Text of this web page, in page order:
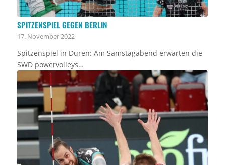
SPITZENSPIEL GEGEN BERLIN
17. November 2022
Spitzenspiel in Düren: Am Samstagabend erwarten die
SWD powervolleys…